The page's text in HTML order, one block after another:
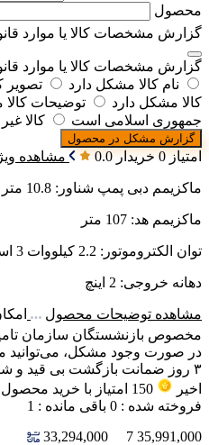
محصول
گزارش مشخصات کالا یا موارد
گزارش مشخصات کالا یا موارد
نام کالا مشکل دارد
تصویر
کالا مشکل دارد
توضیحات
جمهوری اسلامی است
کالا
گزارش مشکل در محصول
امتیاز 0 خریدار 0.0 مشاهده
ماکزیمم دبی پمپ شناور: 10.8 متر مکعب بر ساعت
ماکزیمم هد: 107 متر
توان الکتروموتور: 2.2 کیلووات 3 اسب
دهانه خروجی: 2 اینچ
مشاهده توضیحات محصول
مخصوص بازنشستگان سازمان
در صورت وجود مشکل، می‌توانید
۳ روز ضمانت بازگشت بی قید و شرط
اخیر
150 امتیاز با خرید محصول
فروخته شده : 0 باقی مانده : 1
35,991,000
7
33,294,000